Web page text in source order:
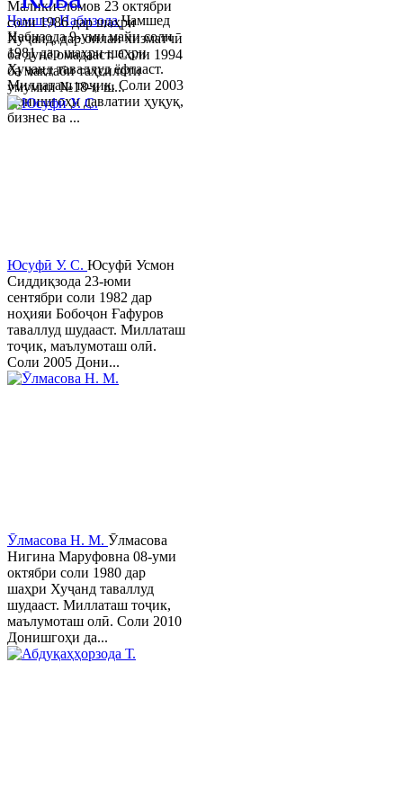
Ҷамшед НабизодаҶамшед
Набизода 9-уми майи соли
1981 дар шаҳри шаҳри
Хуҷанд таваллуд ёфтааст.
Миллаташ тоҷик. Соли 2003
Донишгоҳи давлатии ҳуқуқ,
бизнес ва ...
Маликисломов 23 октябри
соли 1986 дар шаҳри
Хуҷанд, дар оилаи хизматчӣ
ба дунё омадааст. Соли 1994
ба мактаби таҳсилоти
умумии №18-и ш...
Юсуфӣ У. C. Юсуфӣ Усмон
Сиддиқзода 23-юми
сентябри соли 1982 дар
ноҳияи Бобоҷон Ғафуров
таваллуд шудааст. Миллаташ
тоҷик, маълумоташ олӣ.
Соли 2005 Дони...
Ӯлмасова Н. М. Ӯлмасова
Нигина Маруфовна 08-уми
октябри соли 1980 дар
шаҳри Хуҷанд таваллуд
шудааст. Миллаташ тоҷик,
маълумоташ олӣ. Соли 2010
Донишгоҳи да...